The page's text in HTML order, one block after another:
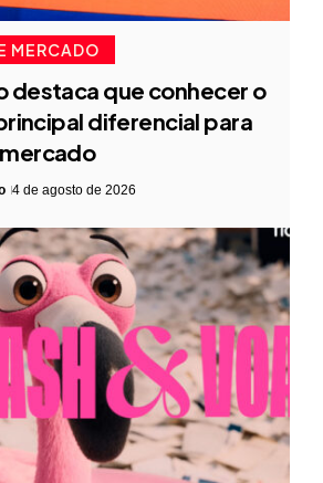
MERCADO
destaca que conhecer o
diferencial para
4 de agosto de 2026